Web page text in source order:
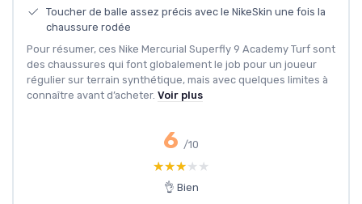
Toucher de balle assez précis avec le NikeSkin une fois la
chaussure rodée
Pour résumer, ces Nike Mercurial Superfly 9 Academy Turf sont
des chaussures qui font globalement le job pour un joueur
régulier sur terrain synthétique, mais avec quelques limites à
connaître avant d’acheter. Voir plus
6 /10
★★★★★
★★★★★
👌 Bien